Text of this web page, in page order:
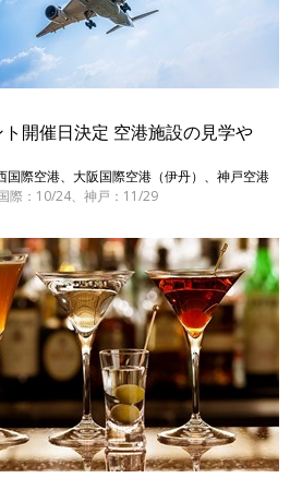
開催日決定 空港施設の見学や
国際空港、大阪国際空港（伊丹）、神戸空港
際：10/24、神戸：11/29